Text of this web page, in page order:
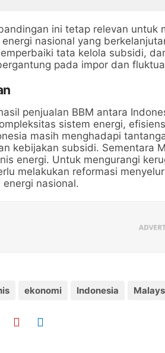
ini tetap relevan untuk
nasional yang
tata kelola subsidi,
pada impor dan
penjualan BBM antara
sistem energi,
masih menghadapi
kebijakan subsidi. Sementara
energi. Untuk mengurangi
melakukan reformasi
nasional.
ekonomi Indonesia